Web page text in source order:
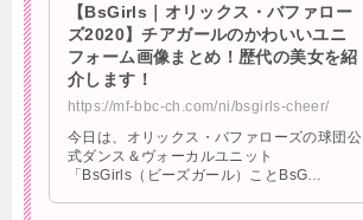
【BsGirls｜オリックス・バファロー
ズ2020】チアガールのかわいいユニ
フォーム画像まとめ！歴代の美女を紹
介します！
https://mf-bbc-ch.com/ni/bsgirls-cheer/
今日は、オリックス・バファローズの球団公
式ダンス＆ヴォーカルユニット
「BsGirls（ビーズガール）ことBsG…